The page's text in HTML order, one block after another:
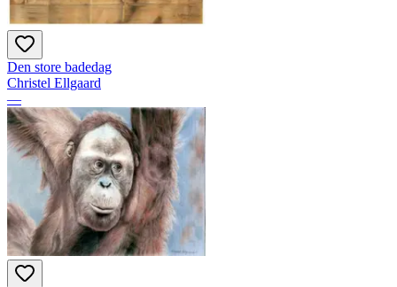
Den store badedag
Christel Ellgaard
—